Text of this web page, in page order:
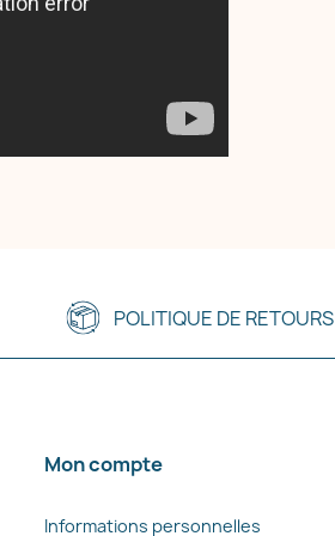
POLITIQUE DE RETOURS
Mon compte
Informations personnelles